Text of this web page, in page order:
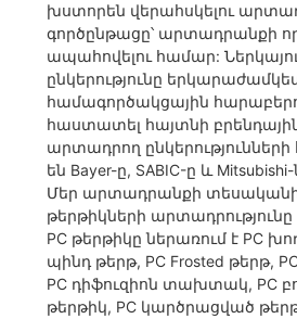
խստորեն վերահսկելու
գործընթացը՝ արտադրանքի
ապահովելու համար:
ընկերությունը
համագործակցային
հաստատել հայտնի
արտադրող
են Bayer-ը, SABIC-ը և Mitsubishi-
Մեր արտադրանքի
թերթիկների
PC թերթիկը ներառում է PC
պինդ թերթ, PC Frosted թերթ,
PC դիֆուզիոն տախտակ, PC
թերթիկ, PC կարծրացված